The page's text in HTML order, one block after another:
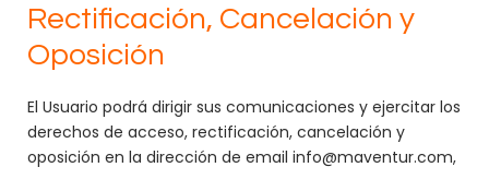
Rectificación, Cancelación y
Oposición
El Usuario podrá dirigir sus comunicaciones y ejercitar los
derechos de acceso, rectificación, cancelación y
oposición en la dirección de email info@maventur.com,